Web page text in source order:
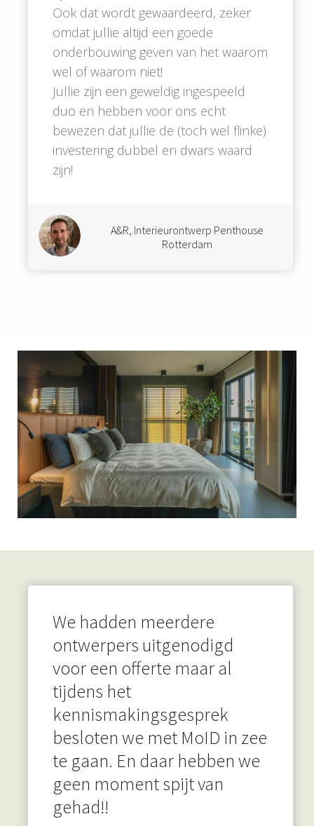
Ook dat wordt gewaardeerd, zeker
omdat jullie altijd een goede
onderbouwing geven van het waarom
wel of waarom niet!
Jullie zijn een geweldig ingespeeld
duo en hebben voor ons echt
bewezen dat jullie de (toch wel flinke)
investering dubbel en dwars waard
zijn!
A&R, Interieurontwerp Penthouse
Rotterdam
We hadden meerdere
ontwerpers uitgenodigd
voor een offerte maar al
tijdens het
kennismakingsgesprek
besloten we met MoID in zee
te gaan. En daar hebben we
geen moment spijt van
gehad!!